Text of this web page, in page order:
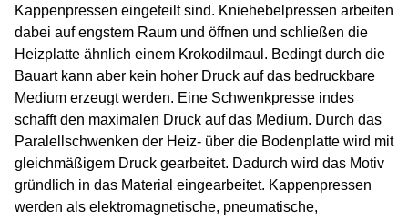
Kappenpressen eingeteilt sind. Kniehebelpressen arbeiten
dabei auf engstem Raum und öffnen und schließen die
Heizplatte ähnlich einem Krokodilmaul. Bedingt durch die
Bauart kann aber kein hoher Druck auf das bedruckbare
Medium erzeugt werden. Eine Schwenkpresse indes
schafft den maximalen Druck auf das Medium. Durch das
Paralellschwenken der Heiz- über die Bodenplatte wird mit
gleichmäßigem Druck gearbeitet. Dadurch wird das Motiv
gründlich in das Material eingearbeitet. Kappenpressen
werden als elektromagnetische, pneumatische,